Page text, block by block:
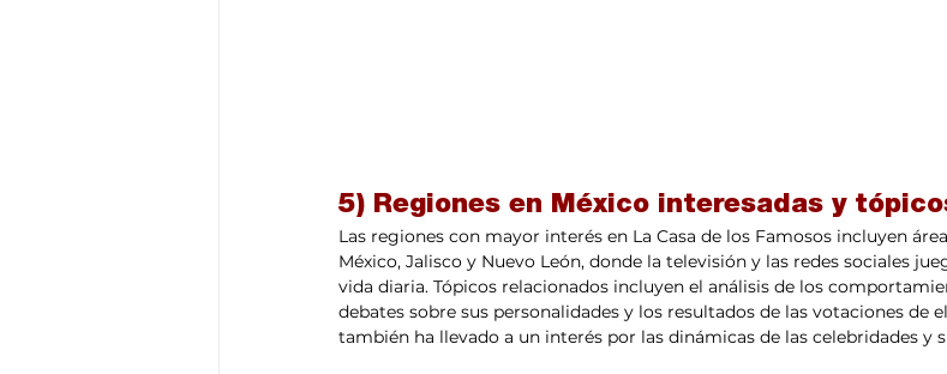
5) Regiones en México interesadas y
Las regiones con mayor interés en La Casa de los Famosos incluyen
México, Jalisco y Nuevo León, donde la televisión y las redes sociales
vida diaria. Tópicos relacionados incluyen el análisis de los
debates sobre sus personalidades y los resultados de las votaciones de
también ha llevado a un interés por las dinámicas de las celebridades y